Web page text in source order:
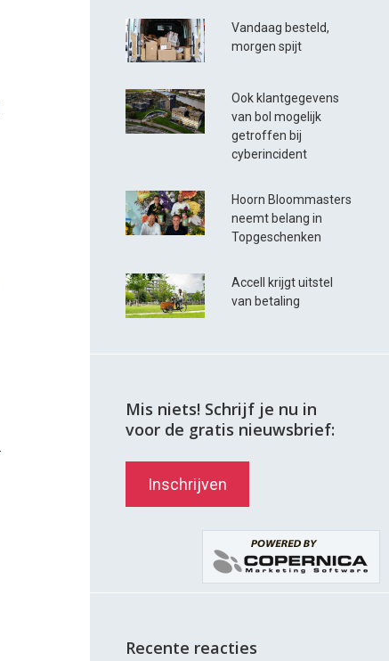
Vandaag besteld,
morgen spijt
Ook klantgegevens
van bol mogelijk
getroffen bij
cyberincident
Hoorn Bloommasters
neemt belang in
Topgeschenken
Accell krijgt uitstel
van betaling
Mis niets! Schrijf je nu in
voor de gratis nieuwsbrief:
Inschrijven
Recente reacties